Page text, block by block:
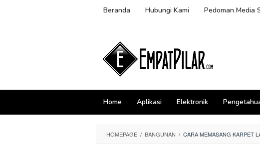
Beranda Hubungi Kami Pedoman Media
Home Aplikasi Elektronik
HOMEPAGE / BANGUNAN / CARA MEMASANG KARPET